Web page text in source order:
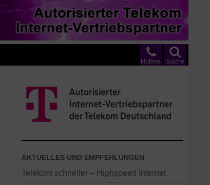
Suche
Hotline
AKTUELLES UND EMPFEHLUNGEN
Telekom schneller – Highspeed Internet